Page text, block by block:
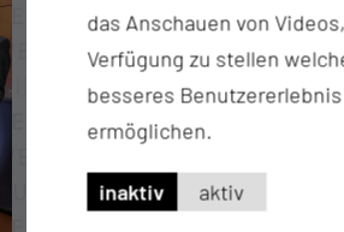
GROSSE EHRE FÜR DIE
das Anschauen von
Verfügung zu stellen
besseres Benutzererlebnis
ermöglichen.
inaktiv aktiv